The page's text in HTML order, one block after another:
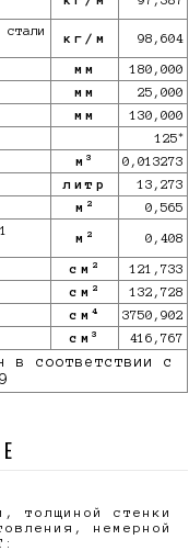
кг/м 98,604
мм
180,000
мм
25,000
мм
130,000
125*
м 3
0,013273
литр
13,273
м 2 0,565
м 2 0,408
см 2
121,733
см 2
132,728
см 4
3750,902
см 3 416,767
в соответствии с
толщиной стенки
немерной